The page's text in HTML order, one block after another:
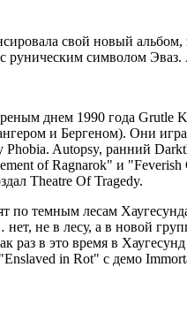
свой новый альбом,
руническим символом Эваз.
днем 1990 года Grutle
и Бергеном). Они
Phobia. Autopsy, ранний
of Ragnarok" и
Theatre Of Tragedy.
по темным лесам
не в лесу, а в новой
раз в это время в
in Rot" с демо